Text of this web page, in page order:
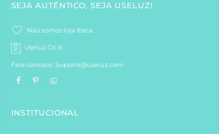
SEJA AUTÊNTICO, SEJA USELUZ!
Não somos loja física.
Useluz Co.®
Fale conosco: Suporte@useluz.com
INSTITUCIONAL